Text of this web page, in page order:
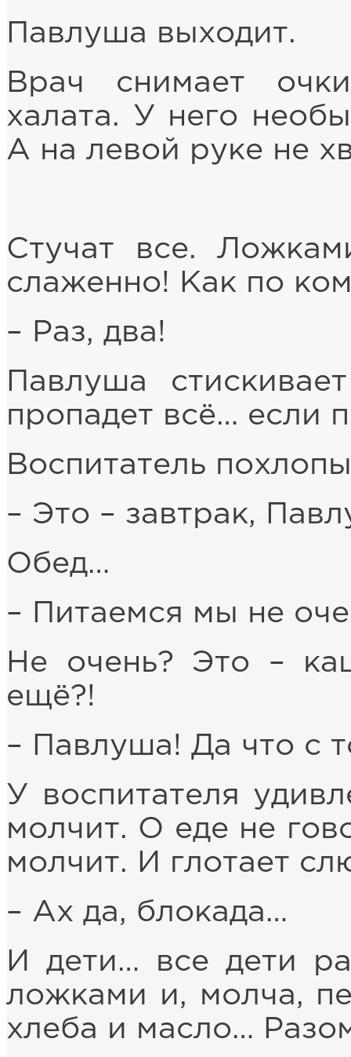
Павлуша выходит.
Врач снимает
халата. У него
А на левой руке не
Стучат все.
слаженно! Как по
– Раз, два!
Павлуша
пропадет всё… если
Воспитатель
– Это – завтрак,
Обед…
– Питаемся мы не
Не очень? Это –
ещё?!
– Павлуша! Да что с
У воспитателя
молчит. О еде не
молчит. И глотает
– Ах да, блокада…
И дети… все дети
ложками и, молча,
хлеба и масло…